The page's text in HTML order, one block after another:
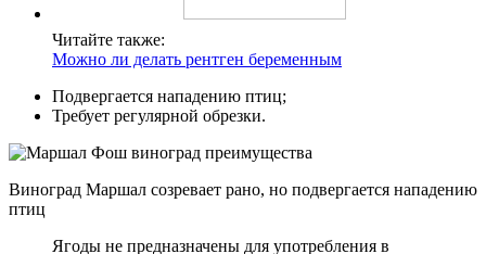
Читайте также:
Можно ли делать рентген беременным
Подвергается нападению птиц;
Требует регулярной обрезки.
Виноград Маршал созревает рано, но подвергается нападению
птиц
Ягоды не предназначены для употребления в